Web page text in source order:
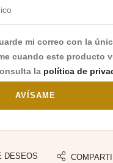
mi correo con la
cuando este producto
la política de
AVÍSAME
DESEOS